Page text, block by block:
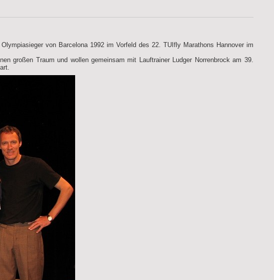
von Barcelona 1992 im Vorfeld des 22. TUIfly Marathons Hannover im
großen Traum und wollen gemeinsam mit Lauftrainer Ludger Norrenbrock am 39.